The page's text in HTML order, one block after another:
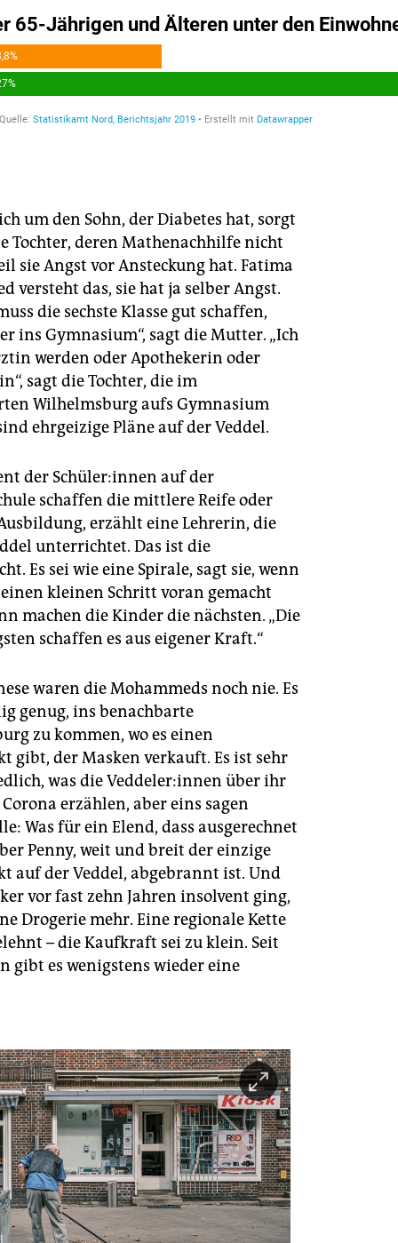
um den Sohn, der Diabetes hat, sorgt
Tochter, deren Mathenachhilfe nicht
sie Angst vor Ansteckung hat. Fatima
versteht das, sie hat ja selber Angst.
die sechste Klasse gut schaffen,
ins Gymnasium“, sagt die Mutter. „Ich
werden oder Apothekerin oder
sagt die Tochter, die im
Wilhelmsburg aufs Gymnasium
ehrgeizige Pläne auf der Veddel.
der Schü­le­r:in­nen auf der
schaffen die mittlere Reife oder
erzählt eine Lehrerin, die
unterrichtet. Das ist die
Es sei wie eine Spirale, sagt sie, wenn
kleinen Schritt voran gemacht
machen die Kinder die nächsten. „Die
schaffen es aus eigener Kraft.“
waren die Mohammeds noch nie. Es
genug, ins benachbarte
zu kommen, wo es einen
gibt, der Masken verkauft. Es ist sehr
was die Ved­de­le­r:in­nen über ihr
erzählen, aber eins sagen
Was für ein Elend, dass ausgerechnet
Penny, weit und breit der einzige
auf der Veddel, abgebrannt ist. Und
vor fast zehn Jahren insolvent ging,
Drogerie mehr. Eine regionale Kette
– die Kaufkraft sei zu klein. Seit
gibt es wenigstens wieder eine